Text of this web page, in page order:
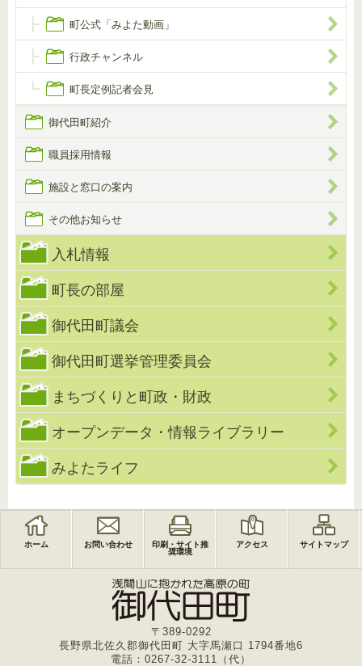
町公式「みよた動画」
行政チャンネル
町長定例記者会見
御代田町紹介
職員採用情報
施設と窓口の案内
その他お知らせ
入札情報
町長の部屋
御代田町議会
御代田町選挙管理委員会
まちづくりと町政・財政
オープンデータ・情報ライブラリー
みよたライフ
ホーム お問い合わせ
印刷・サイト推
奨環境
アクセス サイトマップ
〒389-0292
長野県北佐久郡御代田町 大字馬瀬口 1794番地6
電話：0267-32-3111（代）